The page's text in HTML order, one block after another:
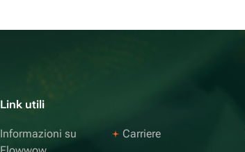
Link utili
Informazioni su
Carriere